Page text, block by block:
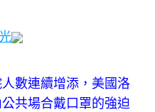
數連續增添，美國洛
共場合戴口罩的強迫